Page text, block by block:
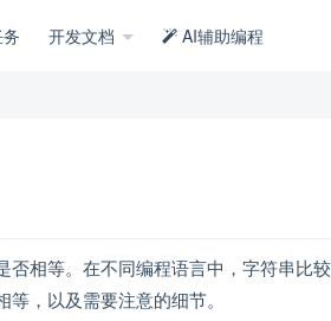
开发文档 AI辅助编程
相等。在不同编程语言中，字符串比
，以及需要注意的细节。